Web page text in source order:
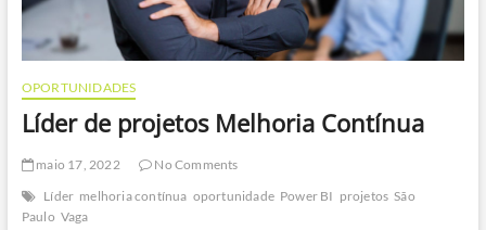
OPORTUNIDADES
Líder de projetos Melhoria Contínua
maio 17, 2022
No Comments
Líder melhoria contínua oportunidade Power BI projetos São
Paulo Vaga